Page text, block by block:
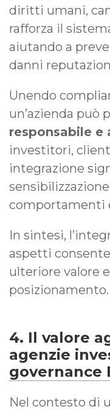
diritti umani,
rafforza il
aiutando a
danni
Unendo
un’azienda può
responsabile e
investitori,
integrazione
comportamenti
In sintesi,
aspetti consente
ulteriore valore
posizionamento.
4. Il valore
agenzie
governance
Nel contesto di